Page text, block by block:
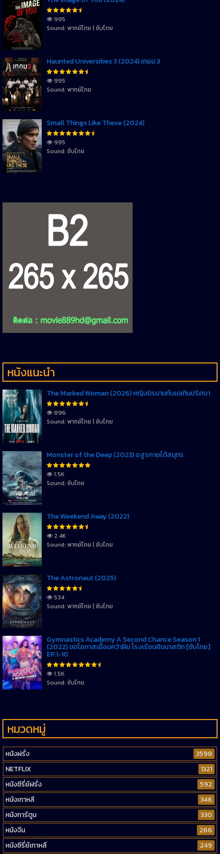
995
Sound: พากย์ไทย | ซับไทย
Haunted Universities 3 (2024) เทอม 3
995
Sound: พากย์ไทย
Small Things Like These (2024)
995
Sound: ซับไทย
หนังแนะนำ
The Marked Woman (2026) หญิงนิรนามกับมลทินปริศนา
896
Sound: พากย์ไทย | ซับไทย
Monster of the Deep (2023) อสูรกายใต้สมุทร
1.5K
Sound: ซับไทย
The Weekend Away (2022)
2.4K
Sound: พากย์ไทย | ซับไทย
The Astronaut (2025)
534
Sound: พากย์ไทย | ซับไทย
Gymnastics Academy A Second Chance Season 1
(2022) ขอโอกาสเอื้อมคว้าฝัน โรงเรียนยิมนาสติก [ซับไทย]
EP.1-10
1.5K
Sound: ซับไทย
หมวดหมู่
หนังฝรั่ง
3598
NETFLIX
1321
หนังซีรี่ย์ฝรั่ง
592
หนังเกาหลี
346
หนังการ์ตูน
330
หนังจีน
266
หนังซีรี่ย์เกาหลี
249